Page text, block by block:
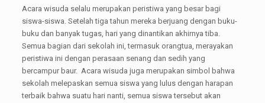
Acara wisuda selalu merupakan peristiwa yang besar bagi
siswa-siswa. Setelah tiga tahun mereka berjuang dengan buku-
buku dan banyak tugas, hari yang dinantikan akhirnya tiba.
Semua bagian dari sekolah ini, termasuk orangtua, merayakan
peristiwa ini dengan perasaan senang dan sedih yang
bercampur baur. Acara wisuda juga merupakan simbol bahwa
sekolah melepaskan semua siswa yang lulus dengan harapan
terbaik bahwa suatu hari nanti, semua siswa tersebut akan